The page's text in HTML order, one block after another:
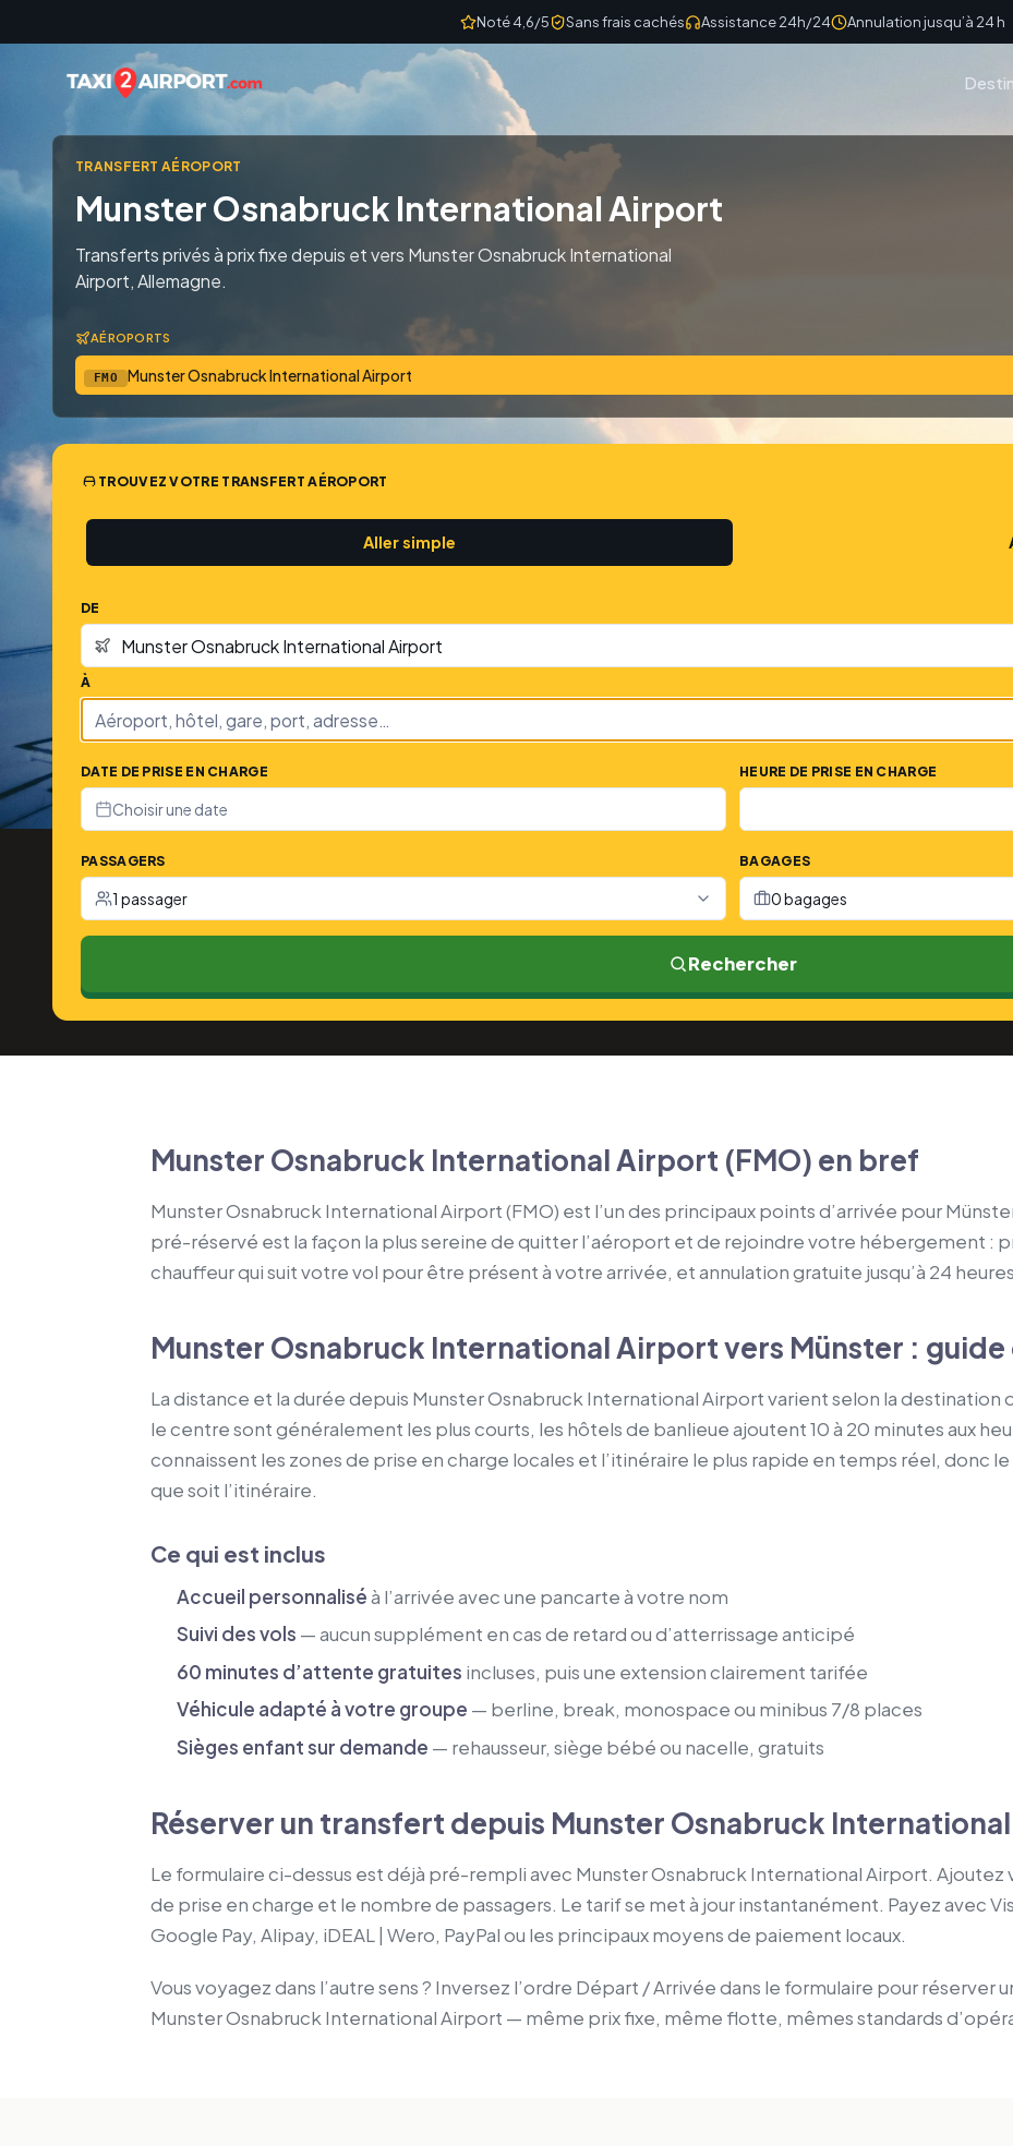
Noté 4,6/5 Sans frais cachés Assistance 24h/24 Annulation jusqu’à 24 h
TRANSFERT AÉROPORT
Munster Osnabruck International Airport
Transferts privés à prix fixe depuis et vers Munster Osnabruck International
Airport, Allemagne.
AÉROPORTS
FMO Munster Osnabruck International Airport
TROUVEZ VOTRE TRANSFERT AÉROPORT
Aller simple
DE
À
DATE DE PRISE EN CHARGE
Choisir une date
HEURE DE PRISE EN CHARGE
PASSAGERS
1 passager
BAGAGES
0 bagages
Rechercher
Munster Osnabruck International Airport (FMO) en bref
Munster Osnabruck International Airport (FMO) est l’un des principaux points d’arrivée pour
pré-réservé est la façon la plus sereine de quitter l’aéroport et de rejoindre votre hébergement :
chauffeur qui suit votre vol pour être présent à votre arrivée, et annulation gratuite jusqu’à 24
Munster Osnabruck International Airport vers Münster :
La distance et la durée depuis Munster Osnabruck International Airport varient selon la destination
le centre sont généralement les plus courts, les hôtels de banlieue ajoutent 10 à 20 minutes aux
connaissent les zones de prise en charge locales et l’itinéraire le plus rapide en temps réel, donc
que soit l’itinéraire.
Ce qui est inclus
Accueil personnaliséà l’arrivée avec une pancarte à votre nom
Suivi des vols — aucun supplément en cas de retard ou d’atterrissage anticipé
60 minutes d’attente gratuites incluses, puis une extension clairement tarifée
Véhicule adapté à votre groupe — berline, break, monospace ou minibus 7/8 places
Sièges enfant sur demande — rehausseur, siège bébé ou nacelle, gratuits
Réserver un transfert depuis Munster Osnabruck
Le formulaire ci-dessus est déjà pré-rempli avec Munster Osnabruck International Airport. Ajoutez
de prise en charge et le nombre de passagers. Le tarif se met à jour instantanément. Payez avec
Google Pay, Alipay, iDEAL | Wero, PayPal ou les principaux moyens de paiement locaux.
Vous voyagez dans l’autre sens ? Inversez l’ordre Départ / Arrivée dans le formulaire pour
Munster Osnabruck International Airport — même prix fixe, même flotte, mêmes standards